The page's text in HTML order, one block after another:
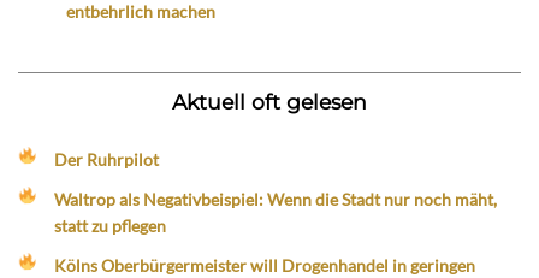
entbehrlich machen
Aktuell oft gelesen
Der Ruhrpilot
Waltrop als Negativbeispiel: Wenn die Stadt nur noch mäht,
statt zu pflegen
Kölns Oberbürgermeister will Drogenhandel in geringen